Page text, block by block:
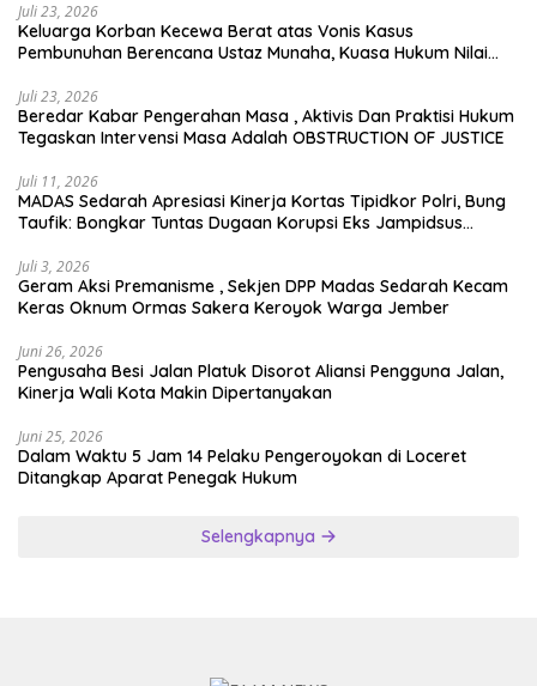
Juli 23, 2026
Keluarga Korban Kecewa Berat atas Vonis Kasus
Pembunuhan Berencana Ustaz Munaha, Kuasa Hukum Nilai
Juli 23, 2026
Beredar Kabar Pengerahan Masa , Aktivis Dan Praktisi Hukum
Tegaskan Intervensi Masa Adalah OBSTRUCTION OF JUSTICE
Juli 11, 2026
MADAS Sedarah Apresiasi Kinerja Kortas Tipidkor Polri, Bung
Taufik: Bongkar Tuntas Dugaan Korupsi Eks Jampidsus
Juli 3, 2026
Geram Aksi Premanisme , Sekjen DPP Madas Sedarah Kecam
Keras Oknum Ormas Sakera Keroyok Warga Jember
Juni 26, 2026
Pengusaha Besi Jalan Platuk Disorot Aliansi Pengguna Jalan,
Kinerja Wali Kota Makin Dipertanyakan
Juni 25, 2026
Dalam Waktu 5 Jam 14 Pelaku Pengeroyokan di Loceret
Ditangkap Aparat Penegak Hukum
Selengkapnya